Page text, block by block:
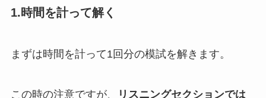
1.時間を計って解く
まずは時間を計って1回分の模試を解きます。
この時の注意ですが、 リスニングセクションでは